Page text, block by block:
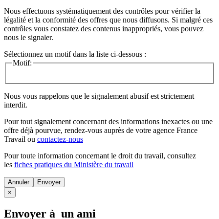
Nous effectuons systématiquement des contrôles pour vérifier la
légalité et la conformité des offres que nous diffusons. Si malgré ces
contrôles vous constatez des contenus inappropriés, vous pouvez
nous le signaler.
Sélectionnez un motif dans la liste ci-dessous :
Motif:
Nous vous rappelons que le signalement abusif est strictement
interdit.
Pour tout signalement concernant des informations inexactes ou une
offre déjà pourvue, rendez-vous auprès de votre agence France
Travail ou contactez-nous
Pour toute information concernant le droit du travail, consultez
les fiches pratiques du Ministère du travail
Annuler
×
Envoyer à un ami